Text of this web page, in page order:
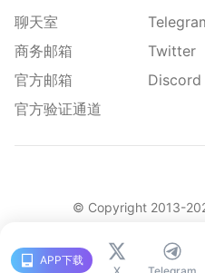
APP下载
聊天室
商务邮箱
官方邮箱
官方验证通道
Twitter
Discord
© Copyright 2013-
简体繁體